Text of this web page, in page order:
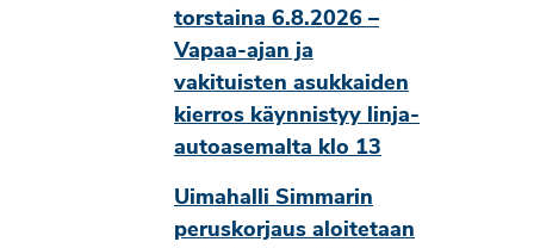
torstaina 6.8.2026 –
Vapaa-ajan ja
vakituisten asukkaiden
kierros käynnistyy linja-
autoasemalta klo 13
Uimahalli Simmarin
peruskorjaus aloitetaan